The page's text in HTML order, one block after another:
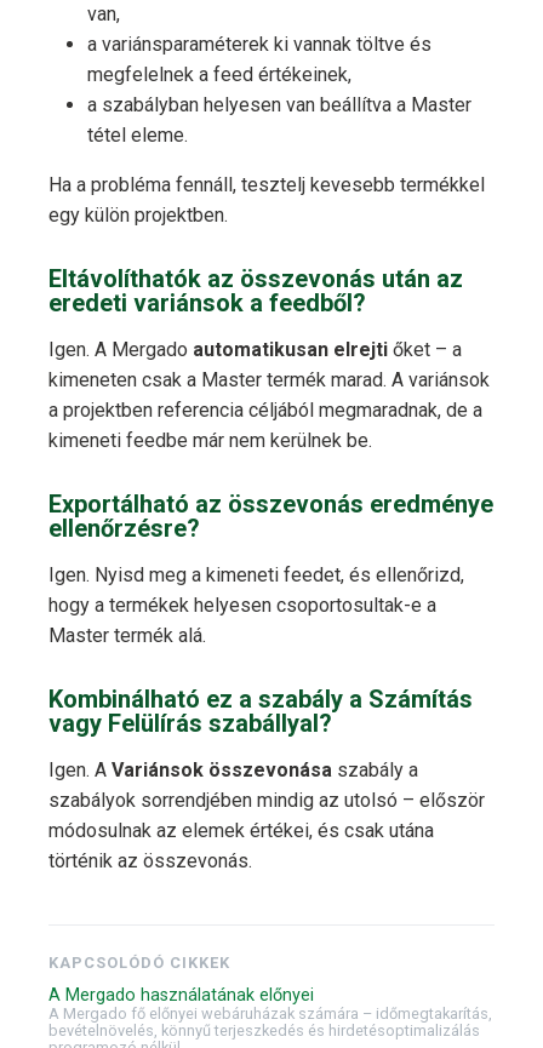
van,
a variánsparaméterek ki vannak töltve és
megfelelnek a feed értékeinek,
a szabályban helyesen van beállítva a Master
tétel eleme.
Ha a probléma fennáll, tesztelj kevesebb termékkel
egy külön projektben.
Eltávolíthatók az összevonás után az
eredeti variánsok a feedből?
Igen. A Mergado automatikusan elrejti őket – a
kimeneten csak a Master termék marad. A variánsok
a projektben referencia céljából megmaradnak, de a
kimeneti feedbe már nem kerülnek be.
Exportálható az összevonás eredménye
ellenőrzésre?
Igen. Nyisd meg a kimeneti feedet, és ellenőrizd,
hogy a termékek helyesen csoportosultak-e a
Master termék alá.
Kombinálható ez a szabály a Számítás
vagy Felülírás szabállyal?
Igen. A Variánsok összevonása szabály a
szabályok sorrendjében mindig az utolsó – először
módosulnak az elemek értékei, és csak utána
történik az összevonás.
KAPCSOLÓDÓ CIKKEK
A Mergado használatának előnyei
A Mergado fő előnyei webáruházak számára – időmegtakarítás,
bevételnövelés, könnyű terjeszkedés és hirdetésoptimalizálás